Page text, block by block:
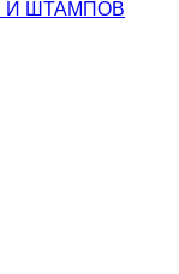
И ШТАМПОВ